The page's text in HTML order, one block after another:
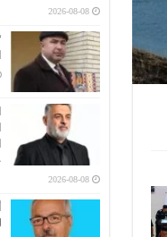
2026-08-08
2026-08-08